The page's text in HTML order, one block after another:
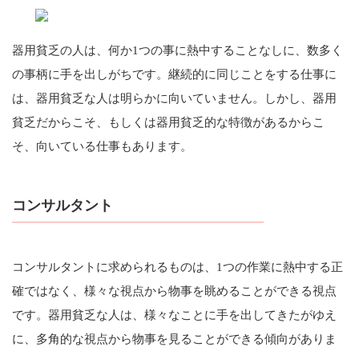
器用貧乏の人は、何か1つの事に熱中することなしに、数多く
の事柄に手を出しがちです。継続的に同じことをする仕事に
は、器用貧乏な人は明らかに向いていません。しかし、器用
貧乏だからこそ、もしくは器用貧乏的な特徴があるからこ
そ、向いている仕事もあります。
コンサルタント
コンサルタントに求められるものは、1つの作業に熱中する正
確ではなく、様々な視点から物事を眺めることができる視点
です。器用貧乏な人は、様々なことに手を出してきたがゆえ
に、多角的な視点から物事を見ることができる傾向がありま